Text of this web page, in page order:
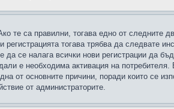
те са правилни, тогава едно от
регистрацията тогава трябва да следвате
се налага всички нови регистрации да
е необходима активация на
от основните причини, поради които се
от администраторите.